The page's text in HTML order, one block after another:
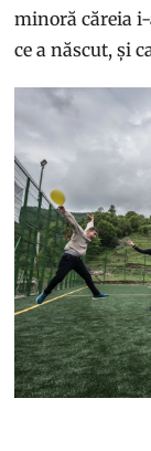
minoră căreia
ce a născut, și